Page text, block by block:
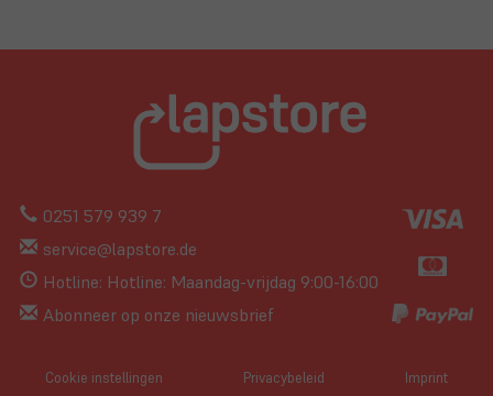
0251 579 939 7
service@lapstore.de
Hotline: Hotline: Maandag-vrijdag 9:00-16:00
Abonneer op onze nieuwsbrief
Cookie instellingen Privacybeleid Imprint